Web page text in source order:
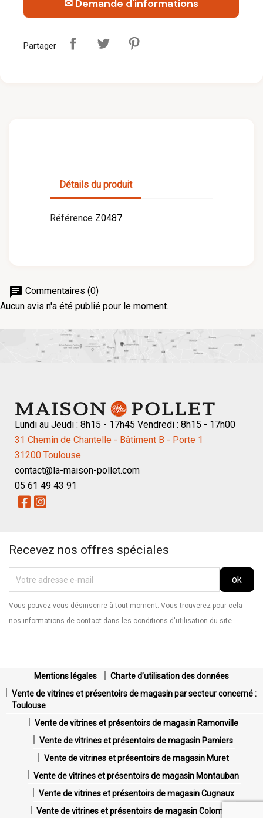
✉ Demande d'informations
Partager
Détails du produit
Référence Z0487
chat Commentaires (0)
Aucun avis n'a été publié pour le moment.
Lundi au Jeudi : 8h15 - 17h45 Vendredi : 8h15 - 17h00
31 Chemin de Chantelle - Bâtiment B - Porte 1
31200 Toulouse
contact@la-maison-pollet.com
05 61 49 43 91
Recevez nos offres spéciales
Vous pouvez vous désinscrire à tout moment. Vous trouverez pour cela
nos informations de contact dans les conditions d'utilisation du site.
Mentions légales
Charte d’utilisation des données
Vente de vitrines et présentoirs de magasin par secteur concerné :
Toulouse
Vente de vitrines et présentoirs de magasin Ramonville
Vente de vitrines et présentoirs de magasin Pamiers
Vente de vitrines et présentoirs de magasin Muret
Vente de vitrines et présentoirs de magasin Montauban
Vente de vitrines et présentoirs de magasin Cugnaux
Vente de vitrines et présentoirs de magasin Colomiers